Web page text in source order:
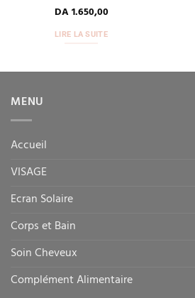
DA1.650,00
LIRE LA SUITE
MENU
Accueil
VISAGE
Ecran Solaire
Corps et Bain
Soin Cheveux
Complément Alimentaire